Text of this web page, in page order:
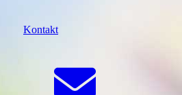
Kontakt